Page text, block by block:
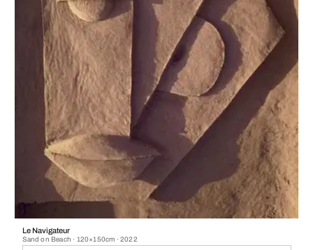
Le Navigateur
Sand on Beach · 120×150cm · 2022